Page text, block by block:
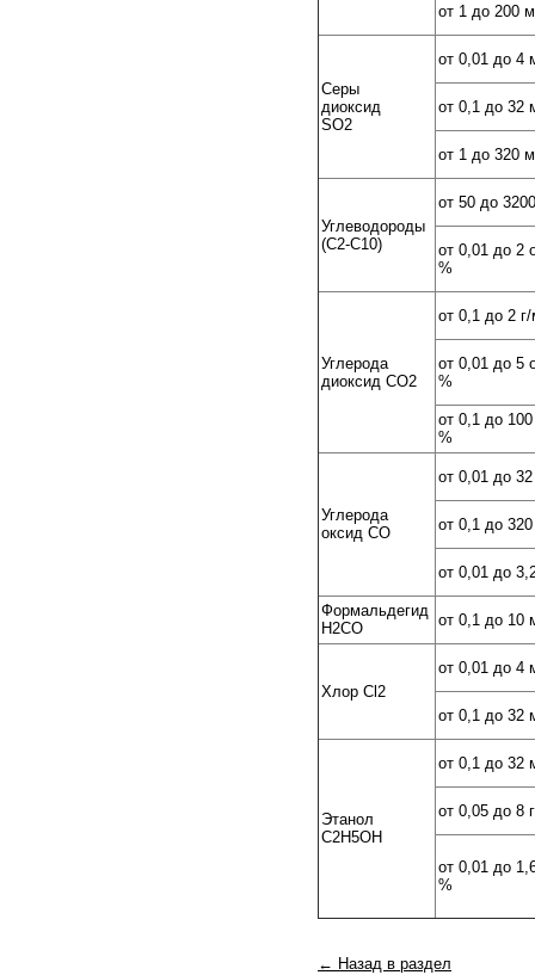
от 1 до 200
Серы
диоксид
SO2
от 0,01 до 4
от 0,1 до 32
от 1 до 320
Углеводороды
(С2-С10)
от 50 до
от 0,01 до 2
%
Углерода
диоксид СО2
от 0,1 до 2
от 0,01 до 5
%
от 0,1 до
%
Углерода
оксид CO
от 0,01 до
от 0,1 до
от 0,01 до
Формальдегид
H2CO
от 0,1 до 10
Хлор Cl2
от 0,01 до 4
от 0,1 до 32
Этанол
C2H5OH
от 0,1 до 32
от 0,05 до 8
от 0,01 до
%
← Назад в раздел